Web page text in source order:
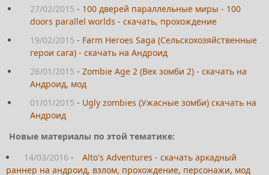
27/02/2015 - 100 дверей параллельные миры - 100
doors parallel worlds - скачать, прохождение
19/02/2015 - Farm Heroes Saga (Сельскохозяйственные
герои сага) - скачать на Андроид
26/01/2015 - Zombie Age 2 (Век зомби 2) - скачать на
Андроид, мод
01/01/2015 - Ugly zombies (Ужасные зомби) скачать на
Андроид
Новые материалы по этой тематике:
14/03/2016 -
Alto's Adventures - скачать аркадный
раннер на андроид, взлом, прохождение, персонажи, мод